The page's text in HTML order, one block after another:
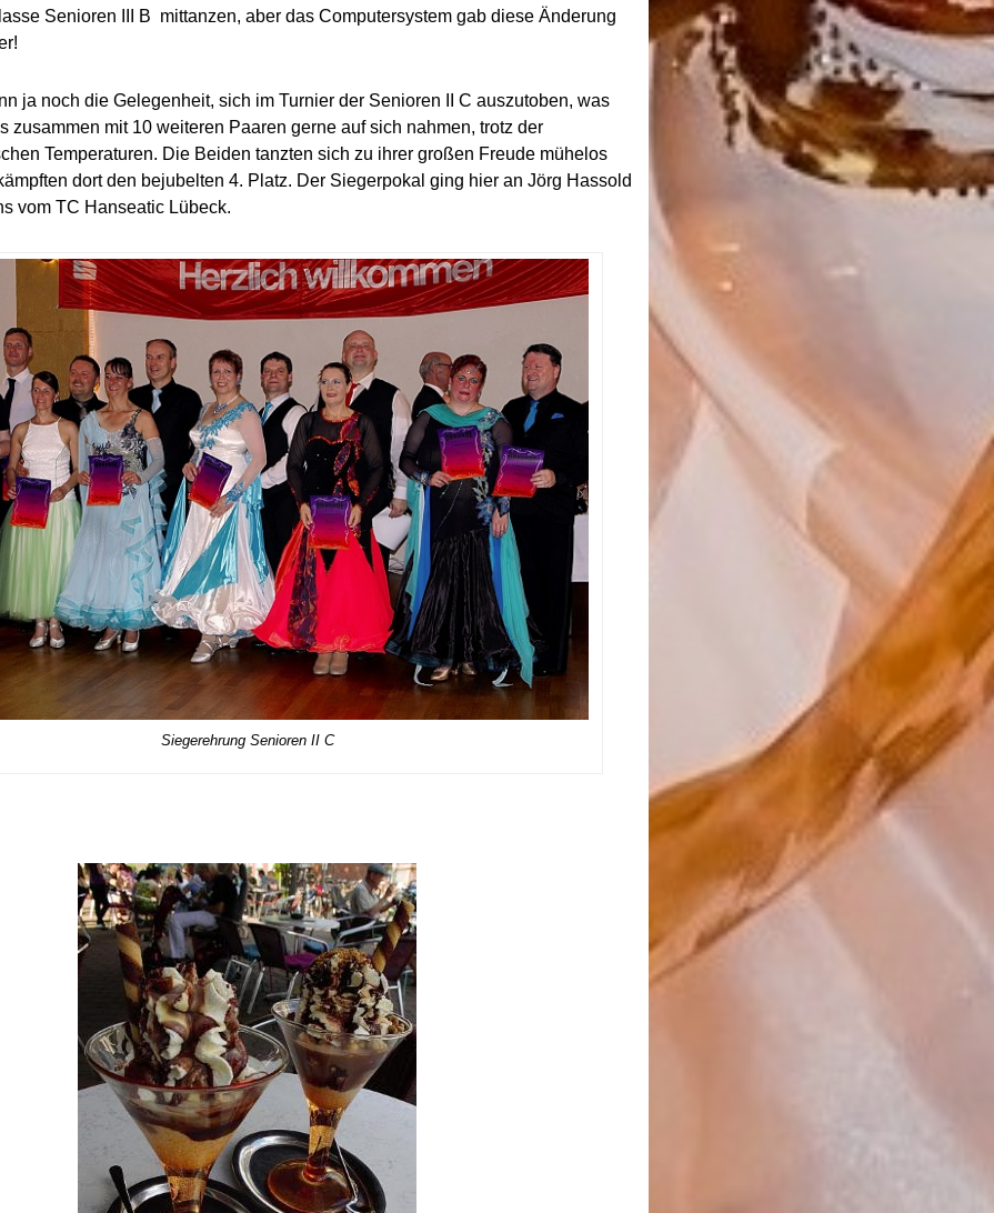
Senioren III B mittanzen, aber das Computersystem gab diese Änderung
ja noch die Gelegenheit, sich im Turnier der Senioren II C auszutoben, was
zusammen mit 10 weiteren Paaren gerne auf sich nahmen, trotz der
Temperaturen. Die Beiden tanzten sich zu ihrer großen Freude mühelos
dort den bejubelten 4. Platz. Der Siegerpokal ging hier an Jörg Hassold
vom TC Hanseatic Lübeck.
Siegerehrung Senioren II C